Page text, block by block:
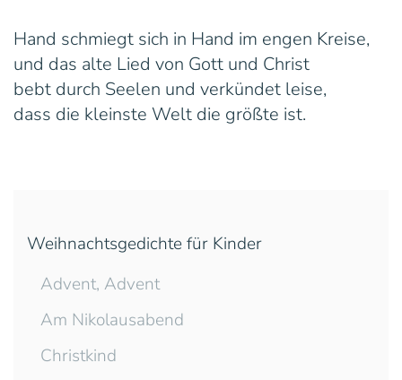
Hand schmiegt sich in Hand im engen Kreise,
und das alte Lied von Gott und Christ
bebt durch Seelen und verkündet leise,
dass die kleinste Welt die größte ist.
Weihnachtsgedichte für Kinder
Advent, Advent
Am Nikolausabend
Christkind